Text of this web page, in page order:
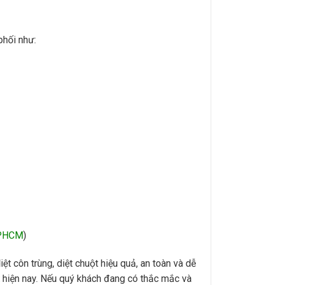
như:
)
côn trùng, diệt chuột hiệu quả, an toàn và dễ
nay. Nếu quý khách đang có thắc mắc và